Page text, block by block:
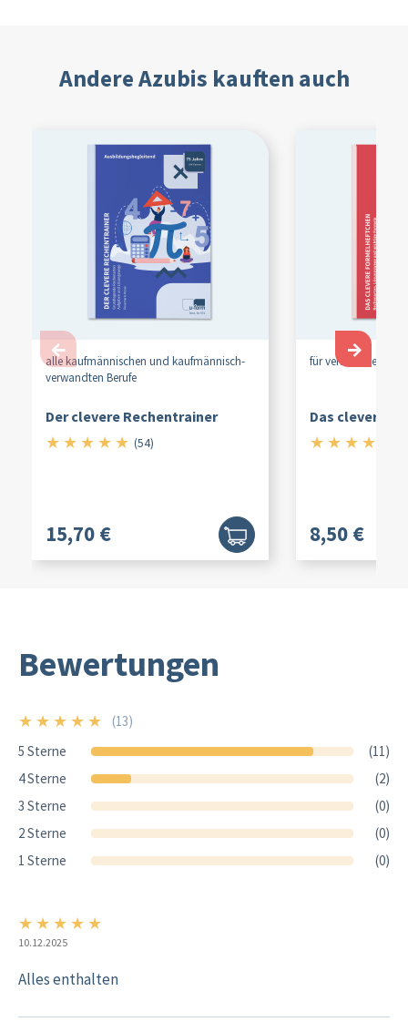
Andere Azubis kauften auch
alle kaufmännischen und kaufmännisch-
verwandten Berufe
Der clevere Rechentrainer
★ ★ ★ ★ ★5/5
(54)
15,70 €
für verschiedene
Das clevere
★ ★ ★ ★
8,50 €
← →
Bewertungen
★ ★ ★ ★ ★ 5/5
(13)
5 Sterne
(11)
4 Sterne
(2)
3 Sterne
(0)
2 Sterne
(0)
1 Sterne
(0)
★ ★ ★ ★ ★
10.12.2025
Alles enthalten